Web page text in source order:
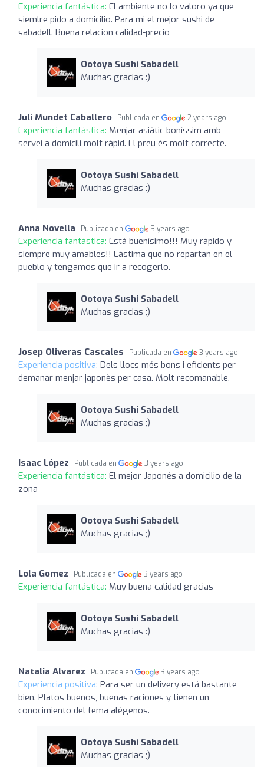
Experiencia fantástica: El ambiente no lo valoro ya que
siemlre pido a domicilio. Para mi el mejor sushi de
sabadell. Buena relacion calidad-precio
Ootoya Sushi Sabadell
Muchas gracias :)
Juli Mundet Caballero Publicada en 2 years ago
Experiencia fantástica: Menjar asiàtic boníssim amb
servei a domicili molt ràpid. El preu és molt correcte.
Ootoya Sushi Sabadell
Muchas gracias :)
Anna Novella Publicada en 3 years ago
Experiencia fantástica: Está buenísimo!!! Muy rápido y
siempre muy amables!! Lástima que no repartan en el
pueblo y tengamos que ir a recogerlo.
Ootoya Sushi Sabadell
Muchas gracias ;)
Josep Oliveras Cascales Publicada en 3 years ago
Experiencia positiva: Dels llocs més bons i eficients per
demanar menjar japonès per casa. Molt recomanable.
Ootoya Sushi Sabadell
Muchas gracias ;)
Isaac López Publicada en 3 years ago
Experiencia fantástica: El mejor Japonés a domicilio de la
zona
Ootoya Sushi Sabadell
Muchas gracias ;)
Lola Gomez Publicada en 3 years ago
Experiencia fantástica: Muy buena calidad gracias
Ootoya Sushi Sabadell
Muchas gracias :)
Natalia Alvarez Publicada en 3 years ago
Experiencia positiva: Para ser un delivery está bastante
bien. Platos buenos, buenas raciones y tienen un
conocimiento del tema alégenos.
Ootoya Sushi Sabadell
Muchas gracias ;)